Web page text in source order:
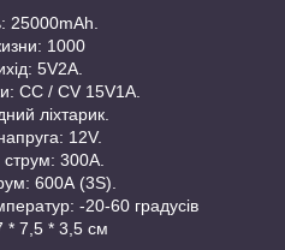
25000mAh.
1000
5V2A.
CC / CV 15V1A.
ліхтарик.
12V.
струм: 300A.
600А (3S).
-20-60 градусів
* 7,5 * 3,5 см